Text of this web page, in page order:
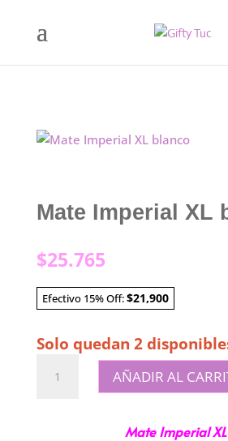
Mate Imperial XL
$25.765
Efectivo 15% Off:$21,900
Solo quedan 2
Imperial
AÑADIR AL
Mate Imperial